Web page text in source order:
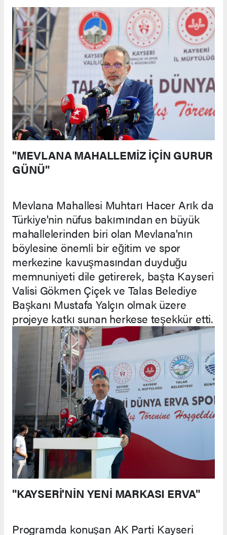
"MEVLANA MAHALLEMİZ İÇİN GURUR
GÜNÜ"
Mevlana Mahallesi Muhtarı Hacer Arık da
Türkiye'nin nüfus bakımından en büyük
mahallelerinden biri olan Mevlana'nın
böylesine önemli bir eğitim ve spor
merkezine kavuşmasından duyduğu
memnuniyeti dile getirerek, başta Kayseri
Valisi Gökmen Çiçek ve Talas Belediye
Başkanı Mustafa Yalçın olmak üzere
projeye katkı sunan herkese teşekkür etti.
"KAYSERİ'NİN YENİ MARKASI ERVA"
Programda konuşan AK Parti Kayseri